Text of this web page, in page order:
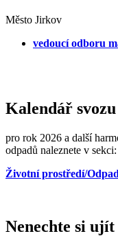
Město Jirkov
vedoucí odboru
Kalendář
pro rok 2026 a další
odpadů naleznete v sekci:
Životní prostředí/
Nenechte